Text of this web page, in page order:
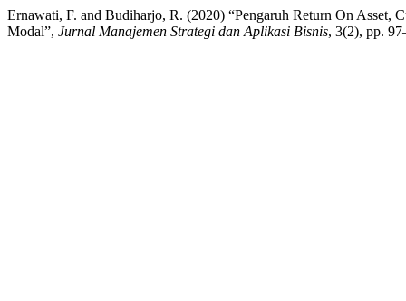
Ernawati, F. and Budiharjo, R. (2020) “Pengaruh Return On Asset,
Modal”, Jurnal Manajemen Strategi dan Aplikasi Bisnis, 3(2), pp.